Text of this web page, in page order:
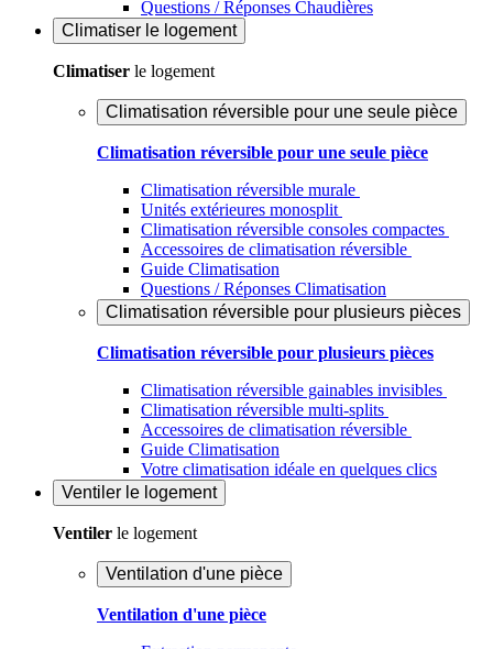
Questions / Réponses Chaudières
Climatiser le logement
Climatiser le logement
Climatisation réversible pour une seule pièce
Climatisation réversible pour une seule pièce
Climatisation réversible murale
Unités extérieures monosplit
Climatisation réversible consoles compactes
Accessoires de climatisation réversible
Guide Climatisation
Questions / Réponses Climatisation
Climatisation réversible pour plusieurs pièces
Climatisation réversible pour plusieurs pièces
Climatisation réversible gainables invisibles
Climatisation réversible multi-splits
Accessoires de climatisation réversible
Guide Climatisation
Votre climatisation idéale en quelques clics
Ventiler le logement
Ventiler le logement
Ventilation d'une pièce
Ventilation d'une pièce